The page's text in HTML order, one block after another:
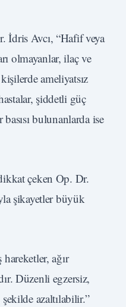
İdris Avcı, “Hafif veya
olmayanlar, ilaç ve
ameliyatsız
şiddetli güç
bulunanlarda ise
çeken Op. Dr.
şikayetler büyük
ağır
Düzenli egzersiz,
azaltılabilir.”